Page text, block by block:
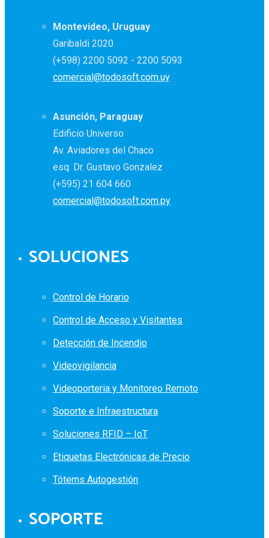
Montevideo, Uruguay
Garibaldi 2020
(+598) 2200 5092 - 2200 5093
comercial@todosoft.com.uy
Asunción, Paraguay
Edificio Universo
Av. Aviadores del Chaco
esq. Dr. Gustavo Gonzalez
(+595) 21 604 660
comercial@todosoft.com.py
SOLUCIONES
Control de Horario
Control de Acceso y Visitantes
Detección de Incendio
Videovigilancia
Videoporteria y Monitoreo Remoto
Soporte e Infraestructura
Soluciones RFID – IoT
Etiquetas Electrónicas de Precio
Tótems Autogestión
SOPORTE